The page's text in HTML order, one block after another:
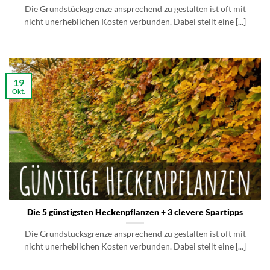
Die Grundstücksgrenze ansprechend zu gestalten ist oft mit
nicht unerheblichen Kosten verbunden. Dabei stellt eine [...]
Die 5 günstigsten Heckenpflanzen + 3 clevere Spartipps
Die Grundstücksgrenze ansprechend zu gestalten ist oft mit
nicht unerheblichen Kosten verbunden. Dabei stellt eine [...]
19
Okt.